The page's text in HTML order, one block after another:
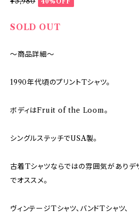
SOLD OUT
～商品詳細～
1990年代頃のプリントTシャツ。
ボディはFruit of the Loom。
シングルステッチでUSA製。
古着Tシャツならではの雰囲気がありデ
でオススメ。
ヴィンテージTシャツ、バンドTシャツ、